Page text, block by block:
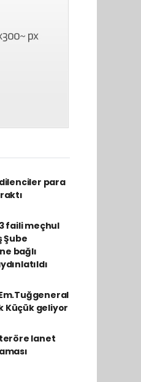
para
faili meçhul
Şube
bağlı
Küçük geliyor
lanet